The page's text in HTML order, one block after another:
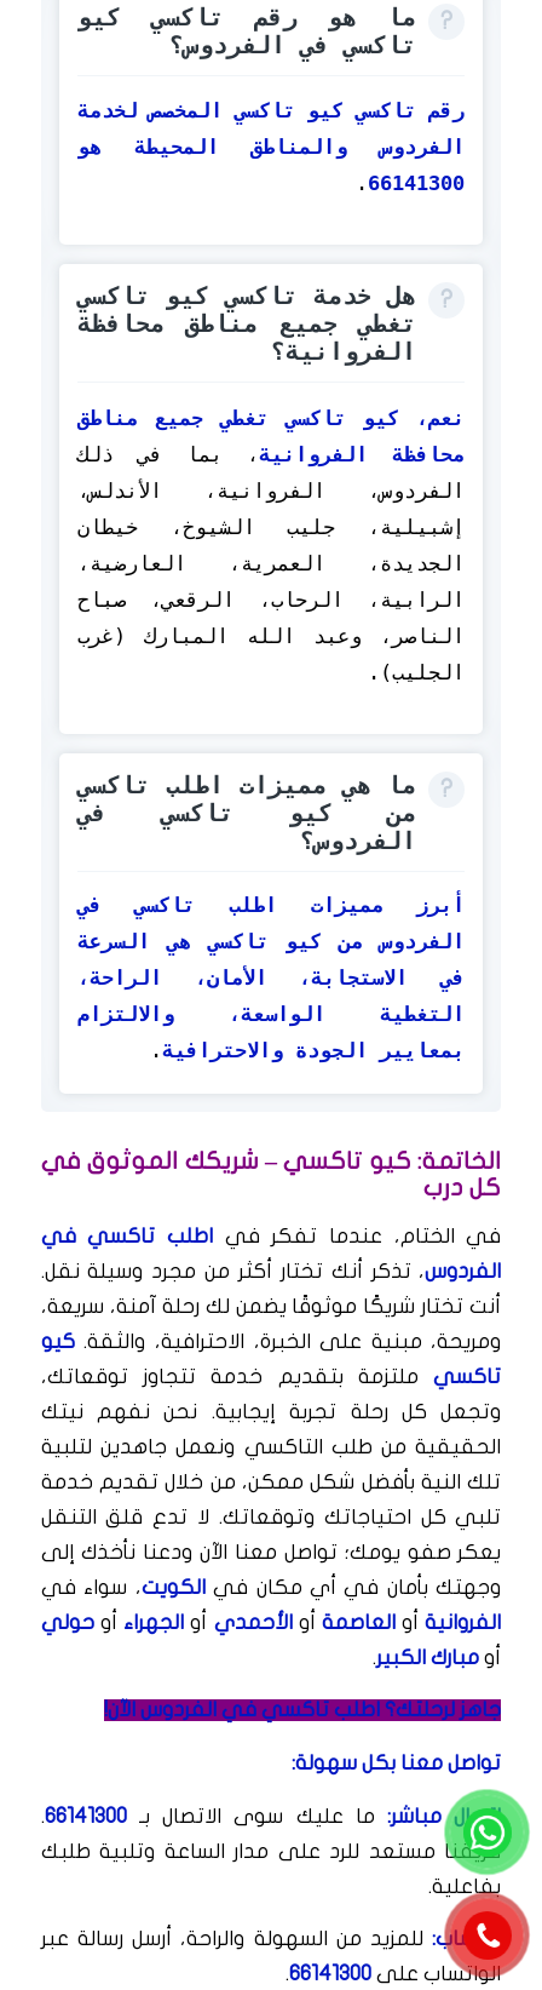
ما هو رقم تاكسي كيو
تاكسي في الفردوس؟
رقم تاكسي كيو تاكسي المخصص لخدمة
الفردوس والمناطق المحيطة هو
66141300
.
هل خدمة تاكسي كيو تاكسي
تغطي جميع مناطق محافظة
الفروانية؟
نعم، كيو تاكسي تغطي جميع مناطق
محافظة الفروانية، بما في ذلك
الفردوس، الفروانية، الأندلس،
إشبيلية، جليب الشيوخ، خيطان
الجديدة، العمرية، العارضية،
الرابية، الرحاب، الرقعي، صباح
الناصر، وعبد الله المبارك (غرب
الجليب).
ما هي مميزات اطلب تاكسي
من كيو تاكسي في
الفردوس؟
أبرز مميزات اطلب تاكسي في
الفردوس من كيو تاكسي هي السرعة
في الاستجابة، الأمان، الراحة،
التغطية الواسعة، والالتزام
بمعايير الجودة والاحترافية.
الخاتمة: كيو تاكسي – شريكك الموثوق في
كل درب
في الختام، عندما تفكر في
اطلب تاكسي في
الفردوس، تذكر أنك تختار أكثر من مجرد وسيلة نقل.
أنت تختار شريكًا موثوقًا يضمن لك رحلة آمنة، سريعة،
ومريحة، مبنية على الخبرة، الاحترافية، والثقة.كيو
تاكسيملتزمة بتقديم خدمة تتجاوز توقعاتك،
وتجعل كل رحلة تجربة إيجابية. نحن نفهم نيتك
الحقيقية من طلب التاكسي ونعمل جاهدين لتلبية
تلك النية بأفضل شكل ممكن، من خلال تقديم خدمة
تلبي كل احتياجاتك وتوقعاتك. لا تدع قلق التنقل
يعكر صفو يومك؛ تواصل معنا الآن ودعنا نأخذك إلى
وجهتك بأمان في أي مكان في الكويت، سواء في
الفروانيةأو العاصمة أو الأحمدي أو الجهراء أوحولي
أو مبارك الكبير.
جاهز لرحلتك؟ اطلب تاكسي في الفردوس الآن!
تواصل معنا بكل سهولة:
اتصال مباشر:ما عليك سوى الاتصال بـ66141300
.
فريقنا مستعد للرد على مدار الساعة وتلبية طلبك
بفاعلية.
واتساب:للمزيد من السهولة والراحة، أرسل رسالة عبر
الواتساب على 66141300
.